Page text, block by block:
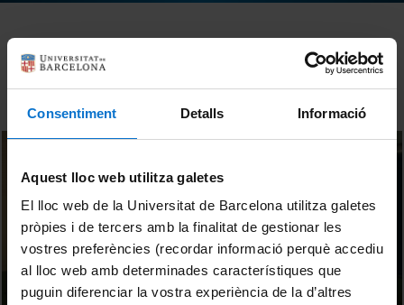
Consentiment Detalls Informació
Aquest lloc web utilitza galetes
El lloc web de la Universitat de Barcelona utilitza galetes
pròpies i de tercers amb la finalitat de gestionar les
vostres preferències (recordar informació perquè accediu
al lloc web amb determinades característiques que
puguin diferenciar la vostra experiència de la d’altres
Ordenar